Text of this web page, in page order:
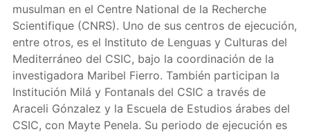
musulman en el Centre National de la Recherche
Scientifique (CNRS). Uno de sus centros de ejecución,
entre otros, es el Instituto de Lenguas y Culturas del
Mediterráneo del CSIC, bajo la coordinación de la
investigadora Maribel Fierro. También participan la
Institución Milá y Fontanals del CSIC a través de
Araceli Gónzalez y la Escuela de Estudios árabes del
CSIC, con Mayte Penela. Su periodo de ejecución es